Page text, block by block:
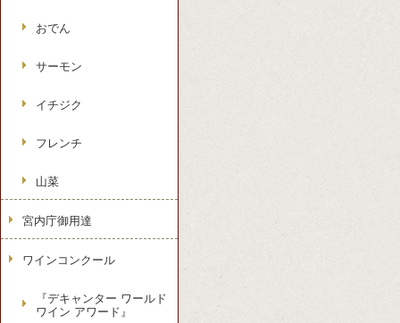
おでん
サーモン
イチジク
フレンチ
山菜
宮内庁御用達
ワインコンクール
『デキャンター ワールド
ワイン アワード』